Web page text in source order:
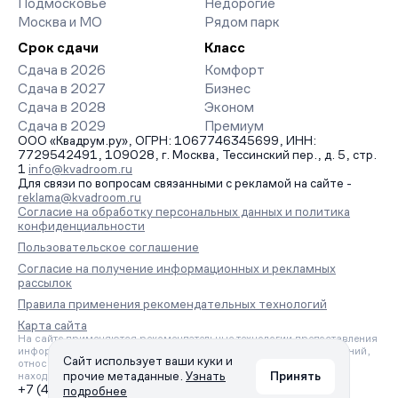
Подмосковье
Москва и МО
Недорогие
Рядом парк
Срок сдачи
Сдача в 2026
Сдача в 2027
Сдача в 2028
Сдача в 2029
Класс
Комфорт
Бизнес
Эконом
Премиум
ООО «Квадрум.ру», ОГРН: 1067746345699, ИНН:
7729542491, 109028, г. Москва, Тессинский пер., д. 5, стр.
1 info@kvadroom.ru
Для связи по вопросам связанными с рекламой на сайте -
reklama@kvadroom.ru
Согласие на обработку персональных данных и политика
конфиденциальности
Пользовательское соглашение
Согласие на получение информационных и рекламных
рассылок
Правила применения рекомендательных технологий
Карта сайта
На сайте применяются рекомендательные технологии предоставления
информации на основе сбора, систематизации и анализа сведений,
относящихся к предпочтениям пользователей сети «Интернет»,
находящихся на территории Российской Федерации.
+7 (495) 157-88-80
Сайт использует ваши куки и
прочие метаданные. Узнать
подробнее
Принять